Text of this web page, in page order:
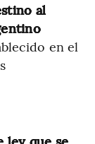
al
en el